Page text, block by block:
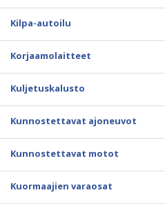
Kilpa-autoilu
Korjaamolaitteet
Kuljetuskalusto
Kunnostettavat ajoneuvot
Kunnostettavat motot
Kuormaajien varaosat